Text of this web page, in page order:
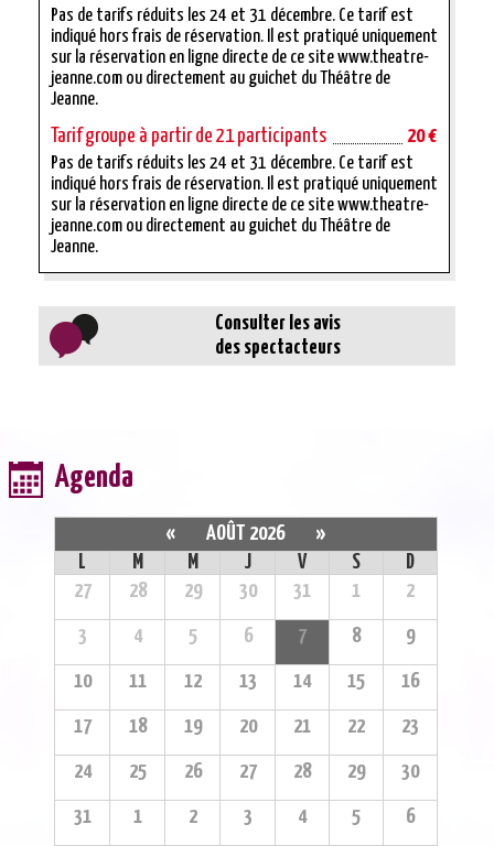
Pas de tarifs réduits les 24 et 31 décembre. Ce tarif est
indiqué hors frais de réservation. Il est pratiqué uniquement
sur la réservation en ligne directe de ce site www.theatre-
jeanne.com ou directement au guichet du Théâtre de
Jeanne.
Tarif groupe à partir de 21 participants 20 €
Pas de tarifs réduits les 24 et 31 décembre. Ce tarif est
indiqué hors frais de réservation. Il est pratiqué uniquement
sur la réservation en ligne directe de ce site www.theatre-
jeanne.com ou directement au guichet du Théâtre de
Jeanne.
Consulter les avis
des spectacteurs
Agenda
« AOÛT 2026
»
L
M M J V S
D
27
28 29 30 31 1 2
3 4 5 6 7 8 9
10 11 12 13 14 15 16
17 18 19 20 21 22 23
24 25 26 27 28 29 30
31 1 2 3 4 5 6